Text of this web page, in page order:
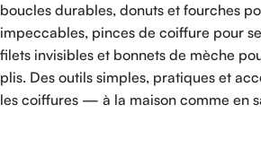
boucles durables, donuts et fourches
impeccables, pinces de coiffure pour
filets invisibles et bonnets de mèche
plis. Des outils simples, pratiques et
les coiffures — à la maison comme en